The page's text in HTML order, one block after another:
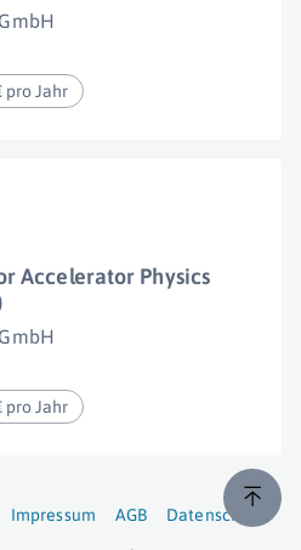
pro Jahr
Accelerator Physics
pro Jahr
Impressum AGB Datenschutz